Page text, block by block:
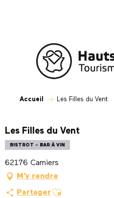
Accueil Les Filles du Vent
Les Filles du Vent
BISTROT - BAR À VIN
62176 Camiers
M'y rendre
Partager Ajouter aux favoris